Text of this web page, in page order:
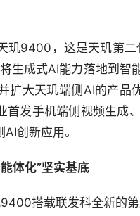
玑9400，这是天玑第
生成式AI能力落地到智
扩大天玑端侧AI的产
首发手机端侧视频生成
创新应用。
体化”坚实基底
搭载联发科全新的